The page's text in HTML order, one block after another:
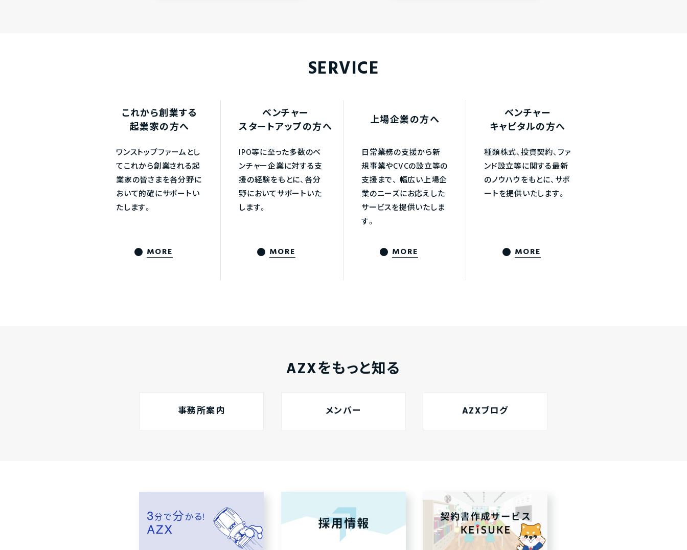
SERVICE
これから創業する
起業家の方へ
ワンストップファームとし
てこれから創業される起
業家の皆さまを各分野に
おいて的確にサポートい
たします。
MORE
ベンチャー
スタートアップの方へ
IPO等に至った多数のベ
ンチャー企業に対する支
援の経験をもとに、各分
野においてサポートいた
します。
MORE
上場企業の方へ
日常業務の支援から新
規事業やCVCの設立等の
支援まで、 幅広い上場企
業のニーズにお応えした
サービスを提供いたしま
す。
MORE
ベンチャー
キャピタルの方へ
種類株式、投資契約、ファ
ンド設立等に関する最新
のノウハウをもとに、サポ
ートを提供いたします。
MORE
AZXをもっと知る
事務所案内 メンバー AZXブログ